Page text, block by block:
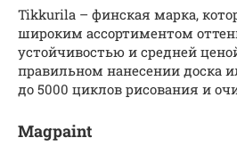
Tikkurila – финская марка,
широким ассортиментом
устойчивостью и средней
правильном нанесении доска
до 5000 циклов рисования и
Magpaint